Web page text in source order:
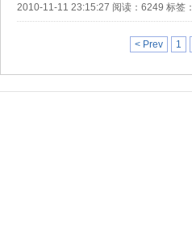
2010-11-11 23:15:27 阅读：6249 标签：
< Prev 1